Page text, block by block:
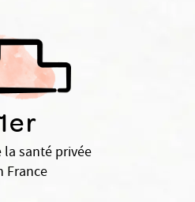
la santé privée
France